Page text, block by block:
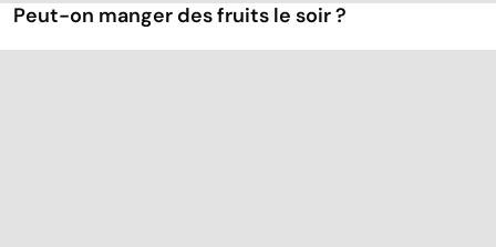
Peut-on manger des fruits le soir ?